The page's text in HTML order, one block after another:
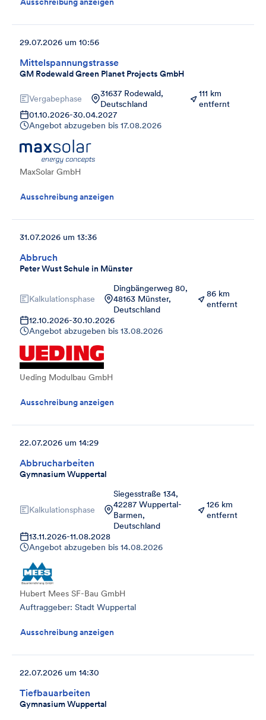
Mittelspannungstrasse
GM Rodewald Green Planet Projects GmbH
29.07.2026 um 10:56
Vergabephase
31637 Rodewald,
Deutschland
111 km
entfernt
01.10.2026-30.04.2027
Angebot abzugeben bis 17.08.2026
MaxSolar GmbH
Ausschreibung anzeigen
Abbruch
Peter Wust Schule in Münster
31.07.2026 um 13:36
Kalkulationsphase
Dingbängerweg 80,
48163 Münster,
Deutschland
86 km
entfernt
12.10.2026-30.10.2026
Angebot abzugeben bis 13.08.2026
Ueding Modulbau GmbH
Ausschreibung anzeigen
Abbrucharbeiten
Gymnasium Wuppertal
22.07.2026 um 14:29
Kalkulationsphase
Siegesstraße 134,
42287 Wuppertal-
Barmen,
Deutschland
126 km
entfernt
13.11.2026-11.08.2028
Angebot abzugeben bis 14.08.2026
Hubert Mees SF-Bau GmbH
Auftraggeber: Stadt Wuppertal
Ausschreibung anzeigen
Tiefbauarbeiten
Gymnasium Wuppertal
22.07.2026 um 14:30